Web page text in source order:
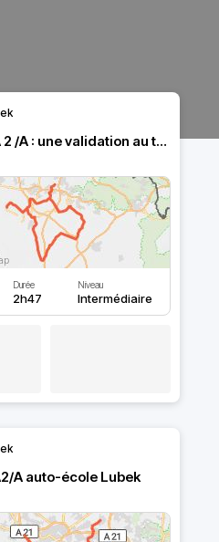
Passerelle A 2 /A : une validation au top 👌
Durée
2h47
Niveau
Intermédiaire
A auto-école Lubek